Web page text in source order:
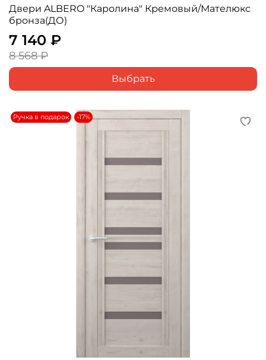
Двери ALBERO "Каролина" Кремовый/Мателюкс
бронза(ДО)
7 140 ₽
8 568 ₽
Выбрать
Ручка в подарок -17%